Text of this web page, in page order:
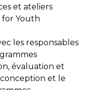
et ateliers
for Youth
les responsables
évaluation et
et le